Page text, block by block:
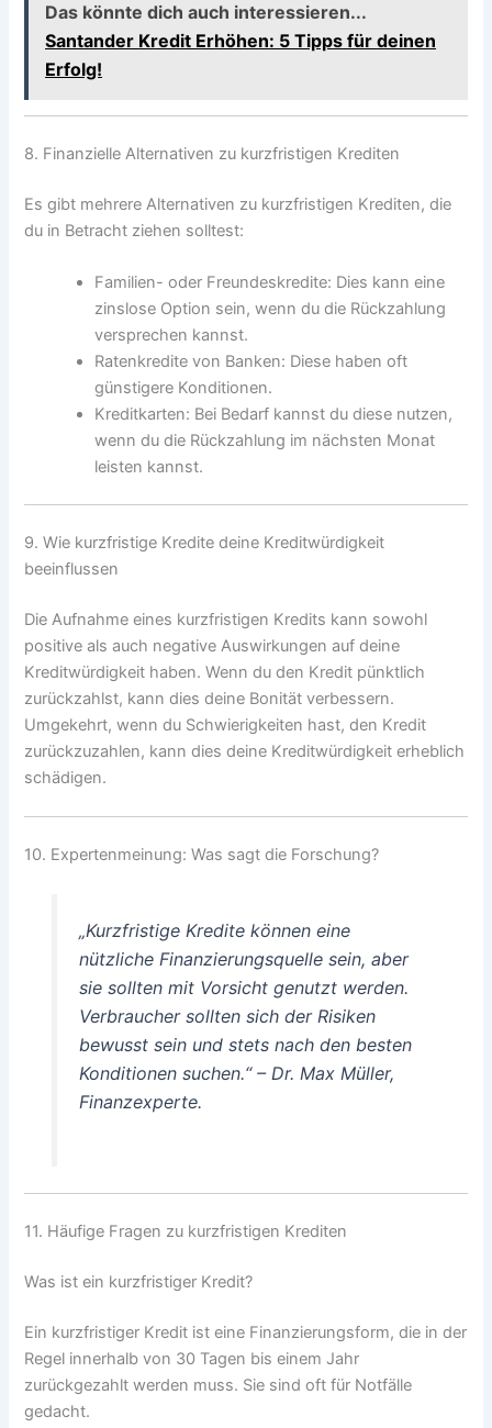
Das könnte dich auch interessieren...
Santander Kredit Erhöhen: 5 Tipps für deinen
Erfolg!
8. Finanzielle Alternativen zu kurzfristigen Krediten
Es gibt mehrere Alternativen zu kurzfristigen Krediten, die
du in Betracht ziehen solltest:
Familien- oder Freundeskredite: Dies kann eine
zinslose Option sein, wenn du die Rückzahlung
versprechen kannst.
Ratenkredite von Banken: Diese haben oft
günstigere Konditionen.
Kreditkarten: Bei Bedarf kannst du diese nutzen,
wenn du die Rückzahlung im nächsten Monat
leisten kannst.
9. Wie kurzfristige Kredite deine Kreditwürdigkeit
beeinflussen
Die Aufnahme eines kurzfristigen Kredits kann sowohl
positive als auch negative Auswirkungen auf deine
Kreditwürdigkeit haben. Wenn du den Kredit pünktlich
zurückzahlst, kann dies deine Bonität verbessern.
Umgekehrt, wenn du Schwierigkeiten hast, den Kredit
zurückzuzahlen, kann dies deine Kreditwürdigkeit erheblich
schädigen.
10. Expertenmeinung: Was sagt die Forschung?
„Kurzfristige Kredite können eine
nützliche Finanzierungsquelle sein, aber
sie sollten mit Vorsicht genutzt werden.
Verbraucher sollten sich der Risiken
bewusst sein und stets nach den besten
Konditionen suchen.“ – Dr. Max Müller,
Finanzexperte.
11. Häufige Fragen zu kurzfristigen Krediten
Was ist ein kurzfristiger Kredit?
Ein kurzfristiger Kredit ist eine Finanzierungsform, die in der
Regel innerhalb von 30 Tagen bis einem Jahr
zurückgezahlt werden muss. Sie sind oft für Notfälle
gedacht.